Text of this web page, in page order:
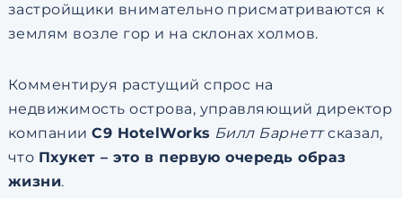
застройщики внимательно присматриваются к
землям возле гор и на склонах холмов.
Комментируя растущий спрос на
недвижимость острова, управляющий директор
компанииC9 HotelWorks Билл Барнеттсказал,
что Пхукет – это в первую очередь образ
жизни.